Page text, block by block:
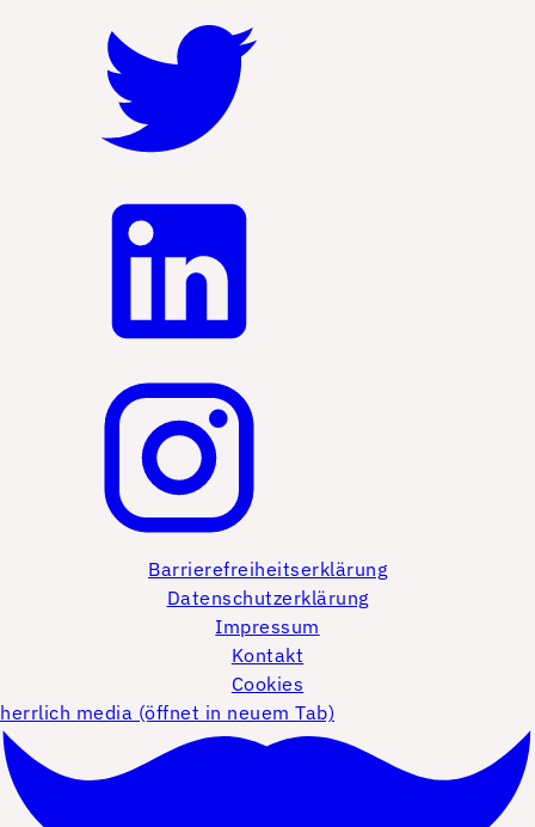
Barrierefreiheitserklärung
Datenschutzerklärung
Impressum
Kontakt
Cookies
herrlich media (öffnet in neuem Tab)